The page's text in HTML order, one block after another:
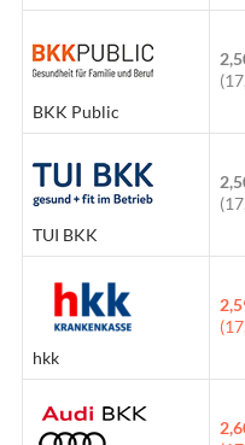
BKK Public
TUI BKK
hkk